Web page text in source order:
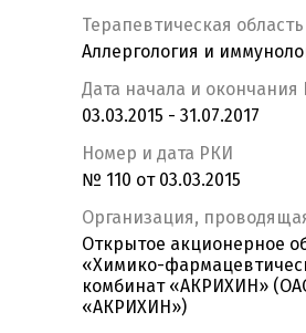
Терапевтическая область
Аллергология и
Дата начала и окончания
03.03.2015 - 31.07.2017
Номер и дата РКИ
№ 110 от 03.03.2015
Организация,
Открытое акционерное
«Химико-
комбинат «АКРИХИН»
«АКРИХИН»)